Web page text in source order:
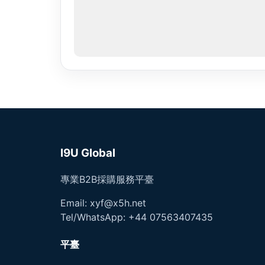
I9U Global
專業B2B採購服務平臺
Email: xyf@x5h.net
Tel/WhatsApp: +44 07563407435
平臺